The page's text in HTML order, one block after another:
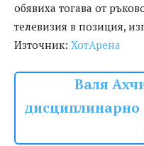
обявиха тогава от
телевизия в позиция,
Източник: ХотАрена
Валя
дисциплинарно